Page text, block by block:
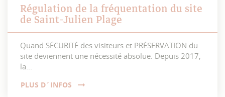
Régulation de la fréquentation du site
de Saint-Julien Plage
Quand SÉCURITÉ des visiteurs et PRÉSERVATION du
site deviennent une nécessité absolue. Depuis 2017,
la...
PLUS D´INFOS